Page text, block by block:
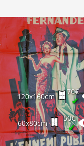
120x160cm
70€
✔
60x80cm
50€
✔